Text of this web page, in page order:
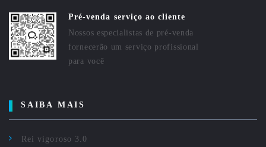
Pré-venda serviço ao cliente
Nossos especialistas de pré-venda
fornecerão um serviço profissional
para você
SAIBA MAIS
Rei vigoroso 3.0